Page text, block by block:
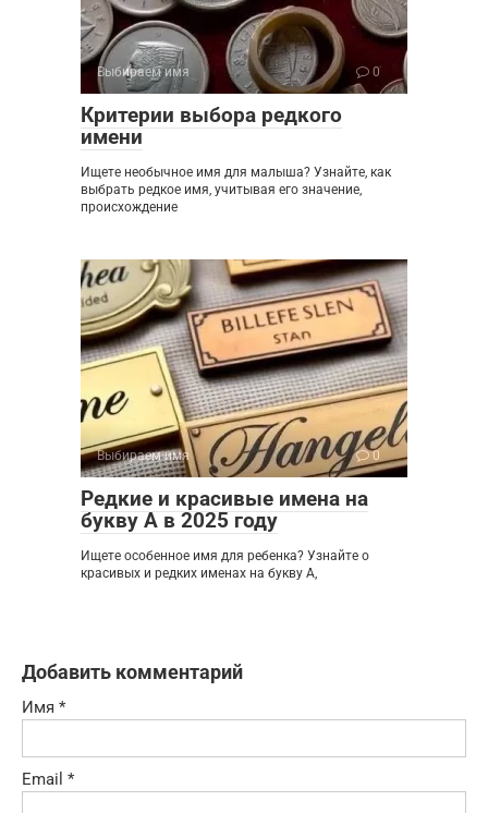
Выбираем имя 0
Критерии выбора редкого
имени
Ищете необычное имя для малыша? Узнайте, как
выбрать редкое имя, учитывая его значение,
происхождение
Выбираем имя 0
Редкие и красивые имена на
букву А в 2025 году
Ищете особенное имя для ребенка? Узнайте о
красивых и редких именах на букву А,
Добавить комментарий
Имя *
Email *